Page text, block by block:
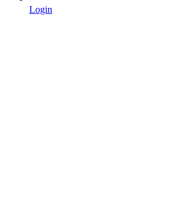
Login